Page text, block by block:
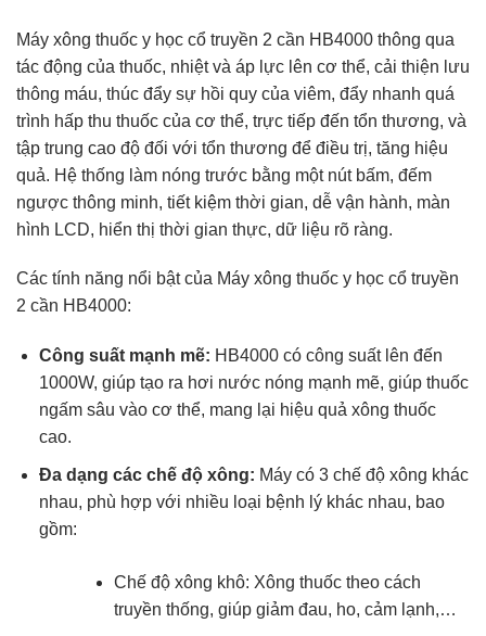
Máy xông thuốc y học cổ truyền 2 cần HB4000 thông qua
tác động của thuốc, nhiệt và áp lực lên cơ thể, cải thiện lưu
thông máu, thúc đẩy sự hồi quy của viêm, đẩy nhanh quá
trình hấp thu thuốc của cơ thể, trực tiếp đến tổn thương, và
tập trung cao độ đối với tổn thương để điều trị, tăng hiệu
quả. Hệ thống làm nóng trước bằng một nút bấm, đếm
ngược thông minh, tiết kiệm thời gian, dễ vận hành, màn
hình LCD, hiển thị thời gian thực, dữ liệu rõ ràng.
Các tính năng nổi bật của Máy xông thuốc y học cổ truyền
2 cần HB4000:
Công suất mạnh mẽ: HB4000 có công suất lên đến
1000W, giúp tạo ra hơi nước nóng mạnh mẽ, giúp thuốc
ngấm sâu vào cơ thể, mang lại hiệu quả xông thuốc
cao.
Đa dạng các chế độ xông: Máy có 3 chế độ xông khác
nhau, phù hợp với nhiều loại bệnh lý khác nhau, bao
gồm:
Chế độ xông khô: Xông thuốc theo cách
truyền thống, giúp giảm đau, ho, cảm lạnh,…